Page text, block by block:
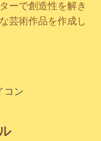
ーで創造性を解き
芸術作品を作成し